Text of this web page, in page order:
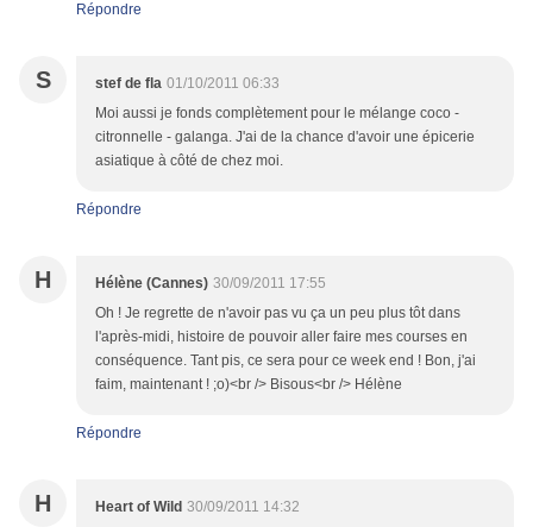
Répondre
S stef de fla 01/10/2011 06:33
Moi aussi je fonds complètement pour le mélange coco -
citronnelle - galanga. J'ai de la chance d'avoir une épicerie
asiatique à côté de chez moi.
Répondre
H Hélène (Cannes) 30/09/2011 17:55
Oh ! Je regrette de n'avoir pas vu ça un peu plus tôt dans
l'après-midi, histoire de pouvoir aller faire mes courses en
conséquence. Tant pis, ce sera pour ce week end ! Bon, j'ai
faim, maintenant ! ;o)<br /> Bisous<br /> Hélène
Répondre
H Heart of Wild 30/09/2011 14:32